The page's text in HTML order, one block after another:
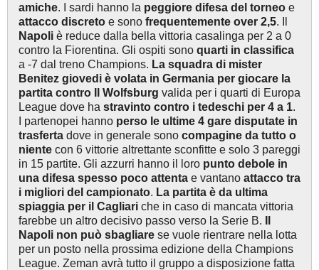
amiche. I sardi hanno la peggiore difesa del torneo e
attacco discreto e sono frequentemente over 2,5. Il
Napoli è reduce dalla bella vittoria casalinga per 2 a 0
contro la Fiorentina. Gli ospiti sono quarti in classifica
a -7 dal treno Champions. La squadra di mister
Benitez giovedi è volata in Germania per giocare la
partita contro Il Wolfsburg valida per i quarti di Europa
League dove ha stravinto contro i tedeschi per 4 a 1.
I partenopei hanno perso le ultime 4 gare disputate in
trasferta dove in generale sono compagine da tutto o
niente con 6 vittorie altrettante sconfitte e solo 3 pareggi
in 15 partite. Gli azzurri hanno il loro punto debole in
una difesa spesso poco attenta e vantano attacco tra
i migliori del campionato. La partita è da ultima
spiaggia per il Cagliari che in caso di mancata vittoria
farebbe un altro decisivo passo verso la Serie B.
Napoli non può sbagliare se vuole rientrare nella lotta
per un posto nella prossima edizione della Champions
League. Zeman avrà tutto il gruppo a disposizione fatta